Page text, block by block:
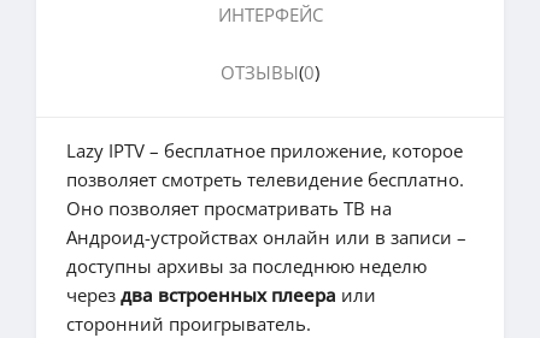
ИНТЕРФЕЙС
ОТЗЫВЫ(0)
Lazy IPTV – бесплатное приложение, которое
позволяет смотреть телевидение бесплатно.
Оно позволяет просматривать ТВ на
Андроид-устройствах онлайн или в записи –
доступны архивы за последнюю неделю
через два встроенных плеера или
сторонний проигрыватель.